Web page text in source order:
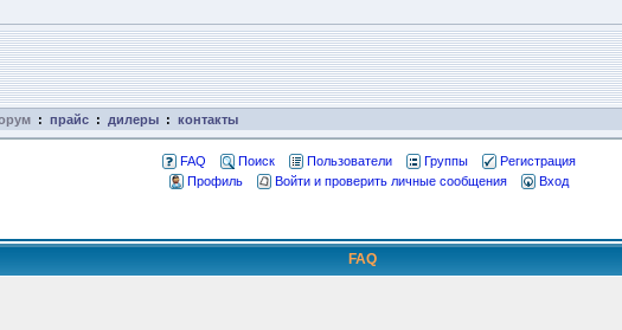
: прайс : дилеры : контакты
FAQ Поиск Пользователи Группы
Регистрация
Профиль
Войти и проверить личные сообщения Вход
FAQ